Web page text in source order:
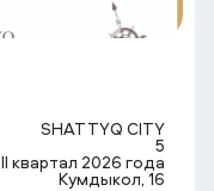
SHATTYQ CITY
5
II квартал 2026 года
Кумдыкол, 16